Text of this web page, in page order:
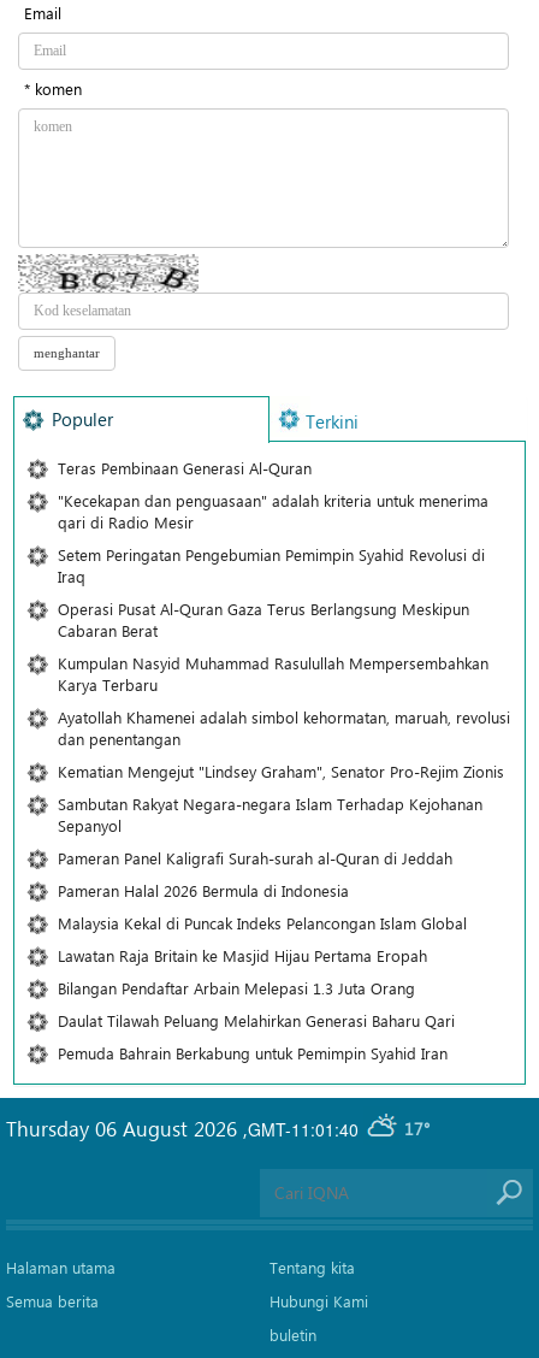
Email
* komen
Populer Terkini
Teras Pembinaan Generasi Al-Quran
"Kecekapan dan penguasaan" adalah kriteria untuk menerima
qari di Radio Mesir
Setem Peringatan Pengebumian Pemimpin Syahid Revolusi di
Iraq
Operasi Pusat Al-Quran Gaza Terus Berlangsung Meskipun
Cabaran Berat
Kumpulan Nasyid Muhammad Rasulullah Mempersembahkan
Karya Terbaru
Ayatollah Khamenei adalah simbol kehormatan, maruah, revolusi
dan penentangan
Kematian Mengejut "Lindsey Graham", Senator Pro-Rejim Zionis
Sambutan Rakyat Negara-negara Islam Terhadap Kejohanan
Sepanyol
Pameran Panel Kaligrafi Surah-surah al-Quran di Jeddah
Pameran Halal 2026 Bermula di Indonesia
Malaysia Kekal di Puncak Indeks Pelancongan Islam Global
Lawatan Raja Britain ke Masjid Hijau Pertama Eropah
Bilangan Pendaftar Arbain Melepasi 1.3 Juta Orang
Daulat Tilawah Peluang Melahirkan Generasi Baharu Qari
Pemuda Bahrain Berkabung untuk Pemimpin Syahid Iran
GMT-11:01:40 17°
Thursday 06 August 2026 ,
Halaman utama
Semua berita
Tentang kita
Hubungi Kami
buletin